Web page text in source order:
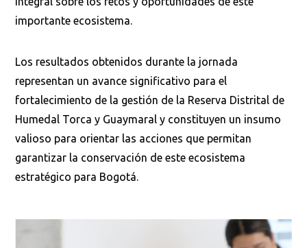
importante ecosistema.
Los resultados obtenidos durante la jornada
representan un avance significativo para el
fortalecimiento de la gestión de la Reserva Distrital de
Humedal Torca y Guaymaral y constituyen un insumo
valioso para orientar las acciones que permitan
garantizar la conservación de este ecosistema
estratégico para Bogotá.
Busca en la escuela
Buscar en:
Ordenar por: *